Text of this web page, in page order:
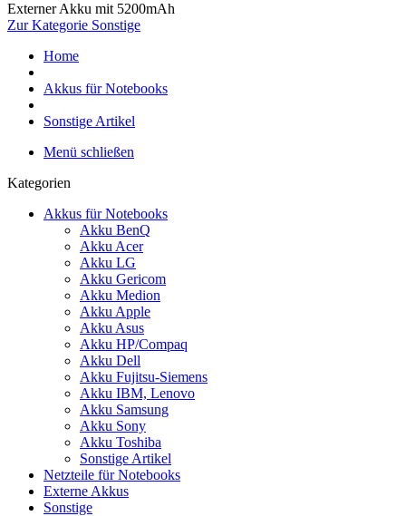
Externer Akku mit 5200mAh
Zur Kategorie Sonstige
Home
Akkus für Notebooks
Sonstige Artikel
Menü schließen
Kategorien
Akkus für Notebooks
Akku BenQ
Akku Acer
Akku LG
Akku Gericom
Akku Medion
Akku Apple
Akku Asus
Akku HP/Compaq
Akku Dell
Akku Fujitsu-Siemens
Akku IBM, Lenovo
Akku Samsung
Akku Sony
Akku Toshiba
Sonstige Artikel
Netzteile für Notebooks
Externe Akkus
Sonstige